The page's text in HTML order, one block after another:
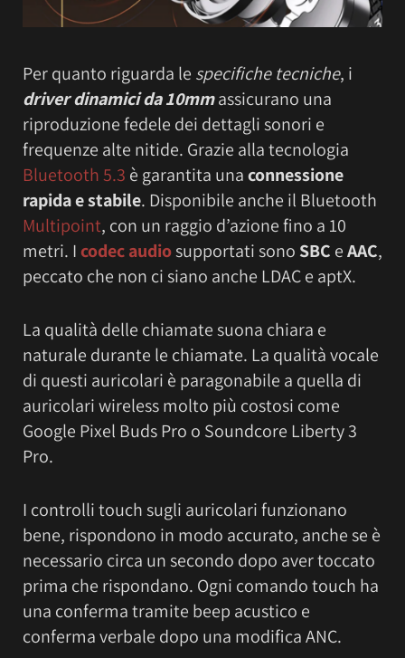
Per quanto riguarda le specifiche tecniche, i
driver dinamici da 10mmassicurano una
riproduzione fedele dei dettagli sonori e
frequenze alte nitide. Grazie alla tecnologia
Bluetooth 5.3 è garantita unaconnessione
rapida e stabile. Disponibile anche il Bluetooth
Multipoint, con un raggio d’azione fino a 10
metri. Icodec audiosupportati sono SBC eAAC,
peccato che non ci siano anche LDAC e aptX.
La qualità delle chiamate suona chiara e
naturale durante le chiamate. La qualità vocale
di questi auricolari è paragonabile a quella di
auricolari wireless molto più costosi come
Google Pixel Buds Pro o Soundcore Liberty 3
Pro.
I controlli touch sugli auricolari funzionano
bene, rispondono in modo accurato, anche se è
necessario circa un secondo dopo aver toccato
prima che rispondano. Ogni comando touch ha
una conferma tramite beep acustico e
conferma verbale dopo una modifica ANC.